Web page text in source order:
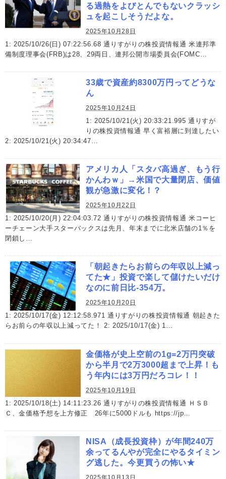
る過熱をよびとんでもないクラッシ
ュを起こしそうだよな。
2025年10月28日
1: 2025/10/26(日) 07:22:56.68 通りすがりの株投資情報通 米連邦準
備制度理事会(FRB)は28、29両日、連邦公開市場委員会(FOMC…
33歳で資産約8300万円ってどうな
ん
2025年10月24日
1: 2025/10/21(火) 20:33:21.995 通りすが
りの株投資情報通 早く富裕層に到達したい
2: 2025/10/21(火) 20:34:47…
アメリカ人「スタバ高過ぎ、もう行
かんわｗ」→米国で大量閉店、価値
観が急激に変化！？
2025年10月22日
1: 2025/10/20(月) 22:04:03.72 通りすがりの株投資情報通 米コーヒ
ーチェーン大手スターバックスは先月、年末までに北米店舗の1％を
閉鎖し…
「朝起きたらお前らの年収以上減っ
てた★」投資で楽して儲けたいだけ
なのに前日比-354万。
2025年10月20日
1: 2025/10/17(金) 12:12:58.971 通りすがりの株投資情報通 朝起きた
らお前らの年収以上減ってた！ 2: 2025/10/17(金) 1…
金価格が史上空前の1g=2万円突破
から半月で2万3000超まで上昇！も
う年内には3万円だろコレ！！
2025年10月19日
1: 2025/10/18(土) 14:11:23.26 通りすがりの株投資情報通 ＨＳＢ
Ｃ、金価格予想を上方修正 26年に5000ドルも https://jp…
NISA（成長投資枠）が年間240万
余ってるんやが完全にやるタイミン
グ逃した。今更買うの怖い★
2025年10月13日